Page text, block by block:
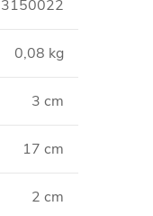
0,08 kg
3 cm
17 cm
2 cm